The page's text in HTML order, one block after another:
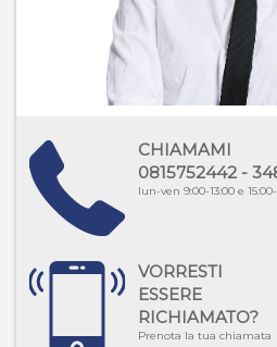
CHIAMAMI
0815752442 -
lun-ven 9:00-13:00 e
VORRESTI
ESSERE
RICHIAMATO?
Prenota la tua chiamata